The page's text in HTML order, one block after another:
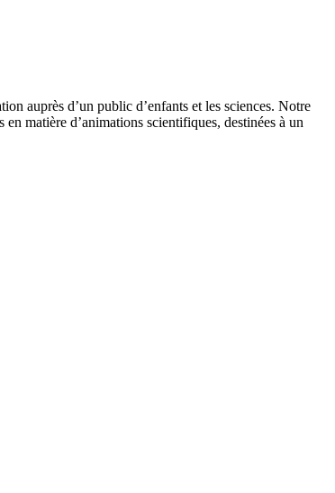
auprès d’un public d’enfants et les sciences. Notre
matière d’animations scientifiques, destinées à un